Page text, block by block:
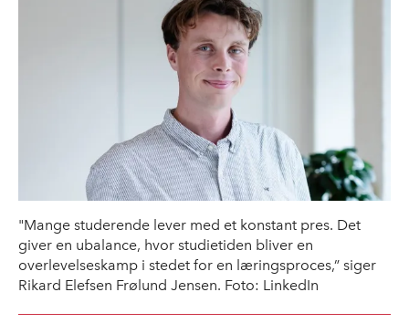
"Mange studerende lever med et konstant pres. Det
giver en ubalance, hvor studietiden bliver en
overlevelseskamp i stedet for en læringsproces,” siger
Rikard Elefsen Frølund Jensen. Foto: LinkedIn